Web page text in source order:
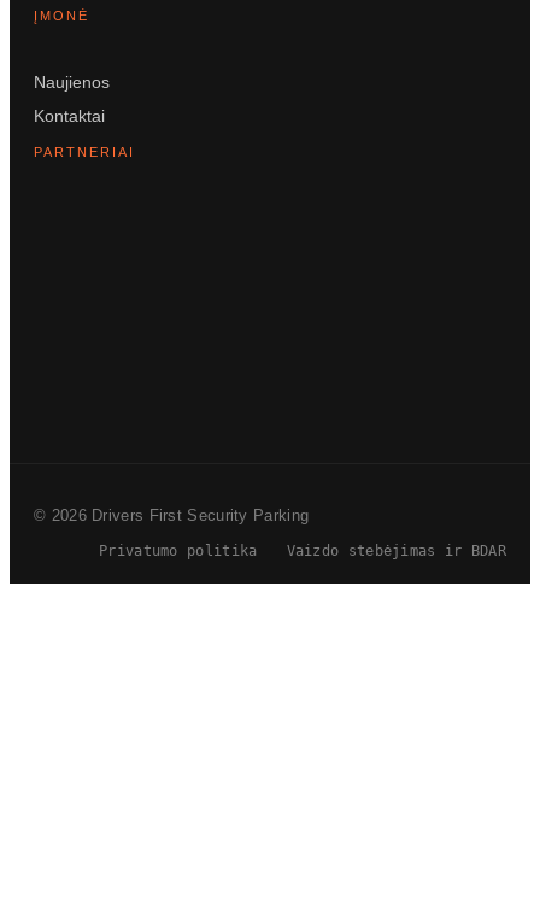
ĮMONĖ
Naujienos
Kontaktai
PARTNERIAI
© 2026 Drivers First Security Parking
Privatumo politika Vaizdo stebėjimas ir BDAR